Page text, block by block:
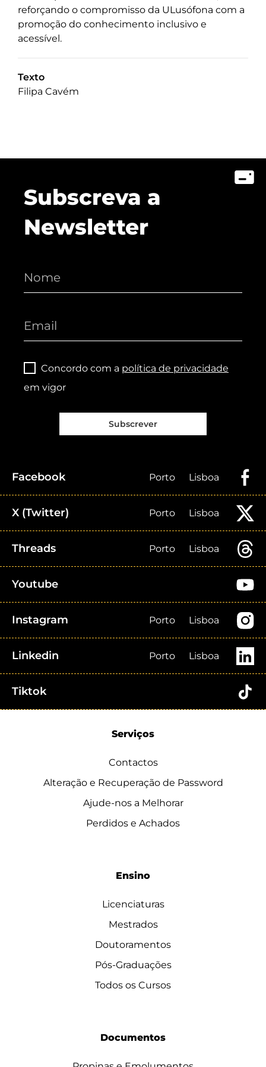
reforçando o compromisso da ULusófona com a
promoção do conhecimento inclusivo e
acessível.
Texto
Filipa Cavém
Subscreva a
Newsletter
Concordo com a política de privacidade
em vigor
Subscrever
Facebook Porto Lisboa
X (Twitter) Porto Lisboa
Threads Porto Lisboa
Youtube
Instagram Porto Lisboa
Linkedin Porto Lisboa
Tiktok
Serviços
Contactos
Alteração e Recuperação de Password
Ajude-nos a Melhorar
Perdidos e Achados
Ensino
Licenciaturas
Mestrados
Doutoramentos
Pós-Graduações
Todos os Cursos
Documentos